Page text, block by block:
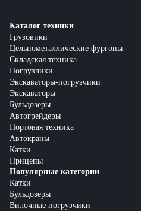
Каталог техники
Грузовики
Цельнометаллические фургоны
Складская техника
Погрузчики
Экскаваторы-погрузчики
Экскаваторы
Бульдозеры
Автогрейдеры
Портовая техника
Автокраны
Катки
Прицепы
Популярные категории
Катки
Бульдозеры
Вилочные погрузчики